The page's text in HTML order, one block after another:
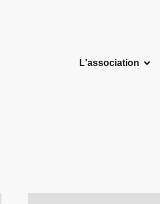
L'association